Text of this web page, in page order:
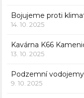
Bojujeme proti
14. 10. 2025
Kavárna K66
13. 10. 2025
Podzemní
9. 10. 2025